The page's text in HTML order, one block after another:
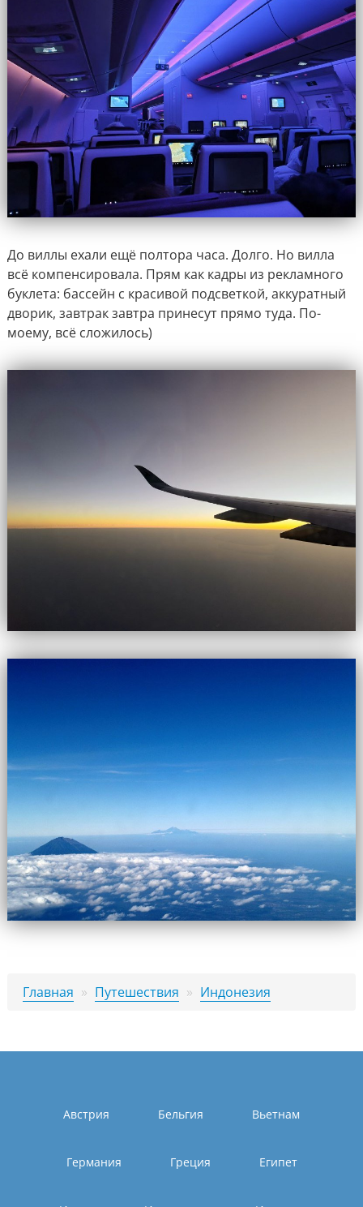
До виллы ехали ещё полтора часа. Долго. Но вилла
всё компенсировала. Прям как кадры из рекламного
буклета: бассейн с красивой подсветкой, аккуратный
дворик, завтрак завтра принесут прямо туда. По-
моему, всё сложилось)
Главная » Путешествия » Индонезия
Австрия Бельгия Вьетнам
Германия Греция Египет